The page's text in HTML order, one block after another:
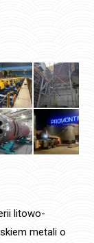
litowo-
metali o